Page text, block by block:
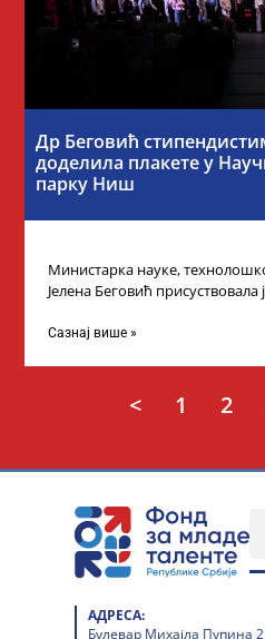
Др Беговић
доделила плакете у
парку Ниш
Министарка науке,
Јелена Беговић присуствовала
„Доситеја” Фонда
Сазнај више »
< 1 2
АДРЕСА:
Булевар Михајла Пупина 2,